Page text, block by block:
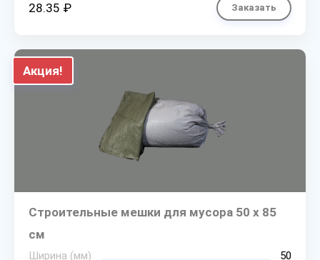
28.35 ₽ Заказать
Акция!
Строительные мешки для мусора 50 х 85
см
Ширина (мм)
50